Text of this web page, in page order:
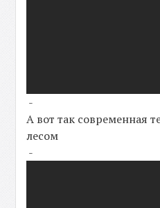
-
А вот так современная
лесом
-